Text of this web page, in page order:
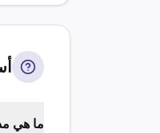
ما هي